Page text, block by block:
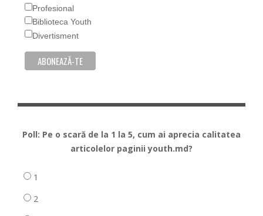
Profesional
Biblioteca Youth
Divertisment
Poll: Pe o scară de la 1 la 5, cum ai aprecia calitatea
articolelor paginii youth.md?
1
2